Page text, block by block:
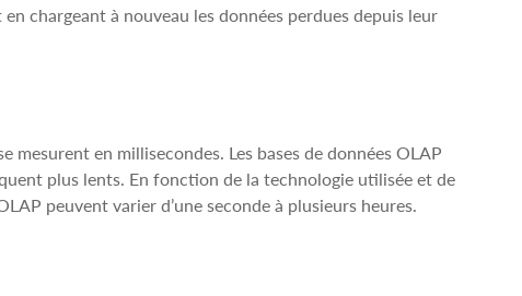
chargeant à nouveau les données perdues depuis leur
mesurent en millisecondes. Les bases de données OLAP
plus lents. En fonction de la technologie utilisée et de
peuvent varier d’une seconde à plusieurs heures.